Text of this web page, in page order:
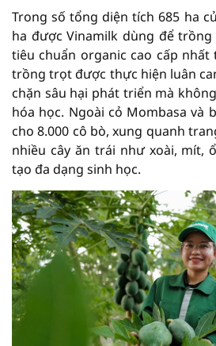
Trong số tổng diện tích 685 ha
ha được Vinamilk dùng để
tiêu chuẩn organic cao cấp nhất
trồng trọt được thực hiện luân
chặn sâu hại phát triển mà
hóa học. Ngoài cỏ Mombasa và
cho 8.000 cô bò, xung quanh
nhiều cây ăn trái như xoài, mít,
tạo đa dạng sinh học.